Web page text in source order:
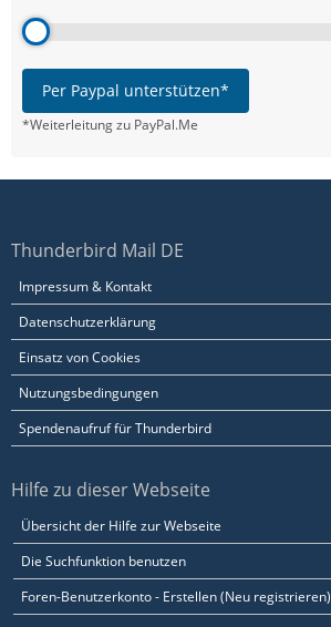
Per Paypal unterstützen*
*Weiterleitung zu PayPal.Me
Thunderbird Mail DE
Impressum & Kontakt
Datenschutzerklärung
Einsatz von Cookies
Nutzungsbedingungen
Spendenaufruf für Thunderbird
Hilfe zu dieser Webseite
Übersicht der Hilfe zur Webseite
Die Suchfunktion benutzen
Foren-Benutzerkonto - Erstellen (Neu registrieren)